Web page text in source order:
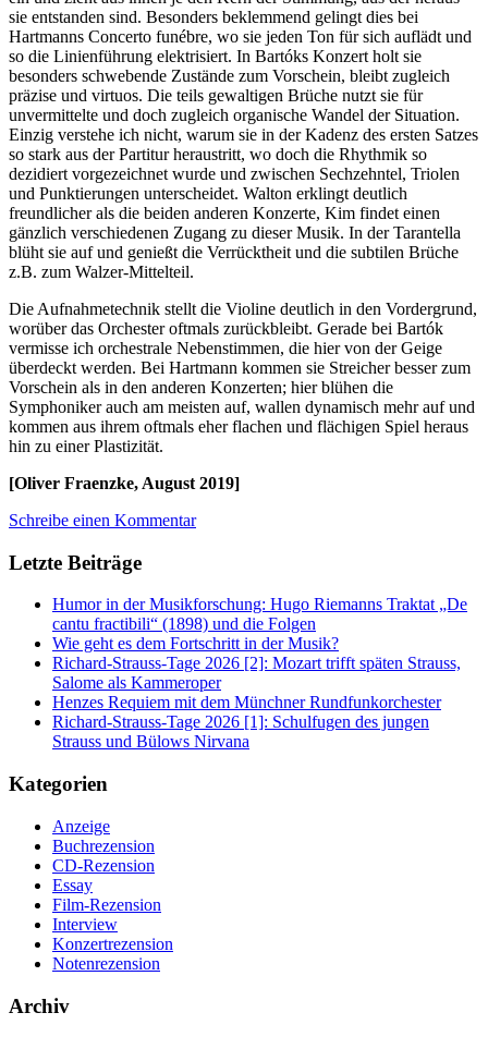
sie entstanden sind. Besonders beklemmend gelingt dies bei
Hartmanns Concerto funébre, wo sie jeden Ton für sich auflädt und
so die Linienführung elektrisiert. In Bartóks Konzert holt sie
besonders schwebende Zustände zum Vorschein, bleibt zugleich
präzise und virtuos. Die teils gewaltigen Brüche nutzt sie für
unvermittelte und doch zugleich organische Wandel der Situation.
Einzig verstehe ich nicht, warum sie in der Kadenz des ersten Satzes
so stark aus der Partitur heraustritt, wo doch die Rhythmik so
dezidiert vorgezeichnet wurde und zwischen Sechzehntel, Triolen
und Punktierungen unterscheidet. Walton erklingt deutlich
freundlicher als die beiden anderen Konzerte, Kim findet einen
gänzlich verschiedenen Zugang zu dieser Musik. In der Tarantella
blüht sie auf und genießt die Verrücktheit und die subtilen Brüche
z.B. zum Walzer-Mittelteil.
Die Aufnahmetechnik stellt die Violine deutlich in den Vordergrund,
worüber das Orchester oftmals zurückbleibt. Gerade bei Bartók
vermisse ich orchestrale Nebenstimmen, die hier von der Geige
überdeckt werden. Bei Hartmann kommen sie Streicher besser zum
Vorschein als in den anderen Konzerten; hier blühen die
Symphoniker auch am meisten auf, wallen dynamisch mehr auf und
kommen aus ihrem oftmals eher flachen und flächigen Spiel heraus
hin zu einer Plastizität.
[Oliver Fraenzke, August 2019]
Schreibe einen Kommentar
Letzte Beiträge
Humor in der Musikforschung: Hugo Riemanns Traktat „De
cantu fractibili“ (1898) und die Folgen
Wie geht es dem Fortschritt in der Musik?
Richard-Strauss-Tage 2026 [2]: Mozart trifft späten Strauss,
Salome als Kammeroper
Henzes Requiem mit dem Münchner Rundfunkorchester
Richard-Strauss-Tage 2026 [1]: Schulfugen des jungen
Strauss und Bülows Nirvana
Kategorien
Anzeige
Buchrezension
CD-Rezension
Essay
Film-Rezension
Interview
Konzertrezension
Notenrezension
Archiv